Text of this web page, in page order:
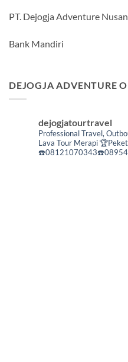
PT. Dejogja Adventure
Bank Mandiri
DEJOGJA ADVENTURE
dejogjatourtravel
Professional Travel,
Lava Tour Merapi